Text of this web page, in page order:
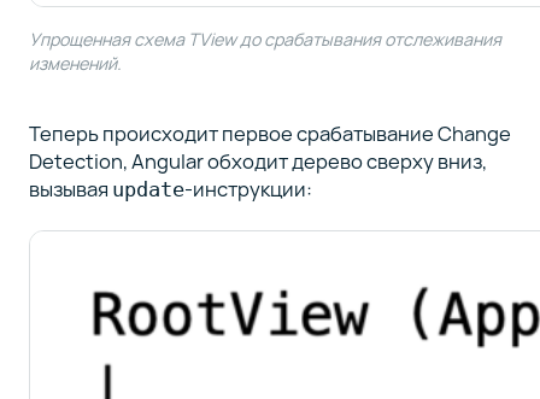
Упрощенная схема TView до срабатывания отслеживания
изменений.
Теперь происходит первое срабатывание Change
Detection, Angular обходит дерево сверху вниз,
вызывая update-инструкции: